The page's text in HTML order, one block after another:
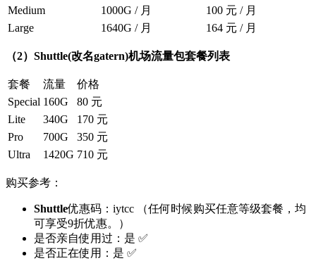
Medium
1000G / 月
100 元 / 月
Large
1640G / 月 164 元 / 月
（2）Shuttle(改名gatern)机场流量包套餐列表
套餐 流量
价格
Special 160G
80 元
Lite
340G
170 元
Pro
700G
350 元
Ultra
1420G 710 元
购买参考：
Shuttle优惠码：iytcc （任何时候购买任意等级套餐，均
可享受9折优惠。）
是否亲自使用过：是 ✅
是否正在使用：是 ✅